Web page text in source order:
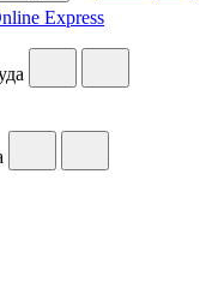
Express